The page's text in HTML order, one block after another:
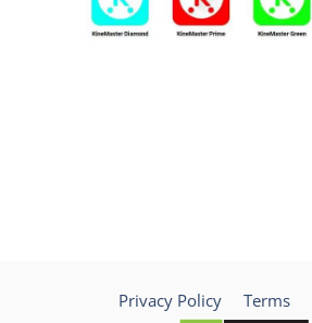
Privacy Policy Terms